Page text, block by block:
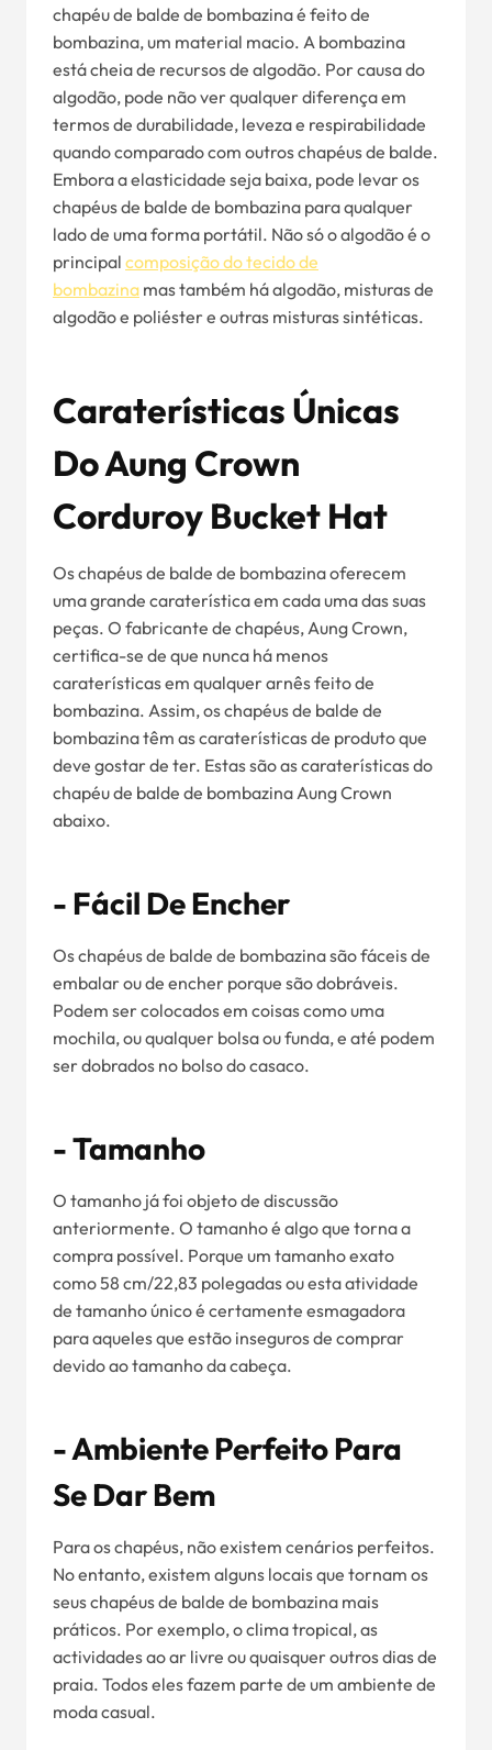
chapéu de balde de bombazina é feito de
bombazina, um material macio. A bombazina
está cheia de recursos de algodão. Por causa do
algodão, pode não ver qualquer diferença em
termos de durabilidade, leveza e respirabilidade
quando comparado com outros chapéus de balde.
Embora a elasticidade seja baixa, pode levar os
chapéus de balde de bombazina para qualquer
lado de uma forma portátil. Não só o algodão é o
principal composição do tecido de
bombazina mas também há algodão, misturas de
algodão e poliéster e outras misturas sintéticas.
Caraterísticas Únicas
Do Aung Crown
Corduroy Bucket Hat
Os chapéus de balde de bombazina oferecem
uma grande caraterística em cada uma das suas
peças. O fabricante de chapéus, Aung Crown,
certifica-se de que nunca há menos
caraterísticas em qualquer arnês feito de
bombazina. Assim, os chapéus de balde de
bombazina têm as caraterísticas de produto que
deve gostar de ter. Estas são as caraterísticas do
chapéu de balde de bombazina Aung Crown
abaixo.
- Fácil De Encher
Os chapéus de balde de bombazina são fáceis de
embalar ou de encher porque são dobráveis.
Podem ser colocados em coisas como uma
mochila, ou qualquer bolsa ou funda, e até podem
ser dobrados no bolso do casaco.
- Tamanho
O tamanho já foi objeto de discussão
anteriormente. O tamanho é algo que torna a
compra possível. Porque um tamanho exato
como 58 cm/22,83 polegadas ou esta atividade
de tamanho único é certamente esmagadora
para aqueles que estão inseguros de comprar
devido ao tamanho da cabeça.
- Ambiente Perfeito Para
Se Dar Bem
Para os chapéus, não existem cenários perfeitos.
No entanto, existem alguns locais que tornam os
seus chapéus de balde de bombazina mais
práticos. Por exemplo, o clima tropical, as
actividades ao ar livre ou quaisquer outros dias de
praia. Todos eles fazem parte de um ambiente de
moda casual.